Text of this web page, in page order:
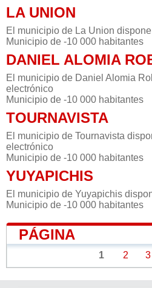
LA UNION
El municipio de La Union
Municipio de -10 000 habitantes
DANIEL ALOMIA
El municipio de Daniel Alomia
electrónico
Municipio de -10 000 habitantes
TOURNAVISTA
El municipio de Tournavista
electrónico
Municipio de -10 000 habitantes
YUYAPICHIS
El municipio de Yuyapichis
Municipio de -10 000 habitantes
PÁGINA
1 2 3